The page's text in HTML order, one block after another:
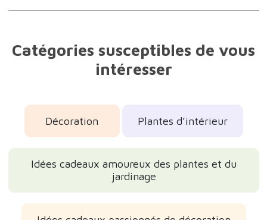
Catégories susceptibles de vous
intéresser
Décoration Plantes d’intérieur
Idées cadeaux amoureux des plantes et du
jardinage